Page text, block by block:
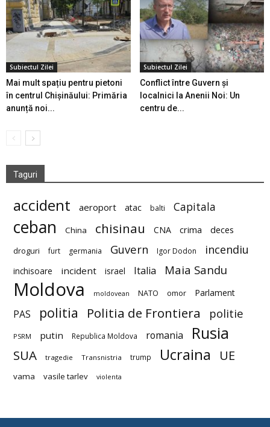
Subiectul Zilei
Mai mult spațiu pentru pietoni
în centrul Chișinăului: Primăria
anunță noi...
Subiectul Zilei
Conflict între Guvern și
localnici la Anenii Noi: Un
centru de...
Taguri
accident aeroport atac balti Capitala
ceban China chisinau CNA crima deces
droguri furt germania Guvern Igor Dodon incendiu
inchisoare incident israel Italia Maia Sandu
Moldova moldovean NATO omor Parlament
PAS politia Politia de Frontiera politie
PSRM putin Republica Moldova romania Rusia
SUA tragedie Transnistria trump Ucraina UE
vama vasile tarlev violenta